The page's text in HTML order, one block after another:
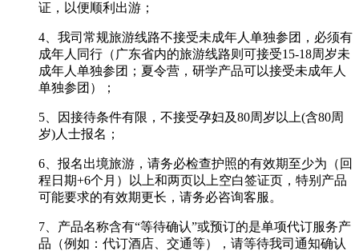
证，以便顺利出游；
4、我司常规旅游线路不接受未成年人单独参团，必须有
成年人同行（广东省内的旅游线路则可接受15-18周岁未
成年人单独参团；夏令营，研学产品可以接受未成年人
单独参团）；
5、因接待条件有限，不接受孕妇及80周岁以上(含80周
岁)人士报名；
6、报名出境旅游，请务必检查护照的有效期至少为（回
程日期+6个月）以上和两页以上空白签证页，特别产品
可能要求的有效期更长，请务必咨询客服。
7、产品名称含有“等待确认”或预订的是单项代订服务产
品（例如：代订酒店、交通等），请等待我司通知确认